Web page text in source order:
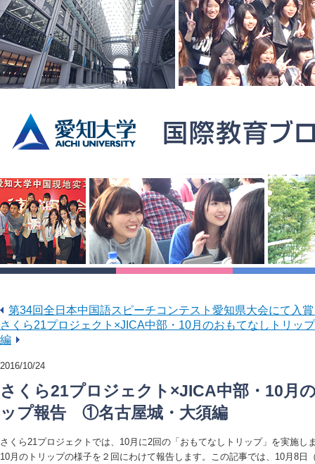
第34回全日本中国語スピーチコンテスト愛知県大会にて入
さくら21プロジェクト×JICA中部・10月のおもてなしトリ
編
2016/10/24
さくら21プロジェクト×JICA中部・10月
ップ報告 ①名古屋城・大須編
さくら21プロジェクトでは、10月に2回の「おもてなしトリップ」を実施し
10月のトリップの様子を２回にわけて報告します。この記事では、10月8日